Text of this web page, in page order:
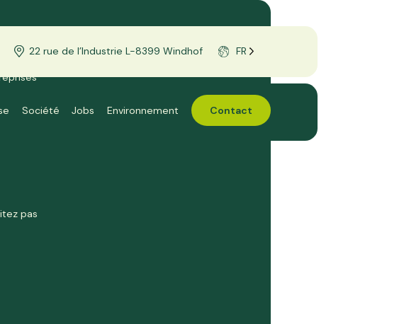
22 rue de l’Industrie L-8399 Windhof FR
Société Jobs Environnement Contact
pas